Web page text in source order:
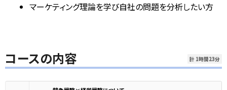
マーケティング理論を学び自社の問題を分析したい方
コースの内容 計 1時間23分